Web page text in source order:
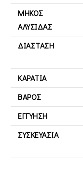
ΜΉΚΟΣ
ΑΛΥΣΊΔΑΣ
ΔΙΆΣΤΑΣΗ
ΚΑΡΆΤΙΑ
ΒΆΡΟΣ
ΕΓΓΎΗΣΗ
ΣΥΣΚΕΥΑΣΊΑ